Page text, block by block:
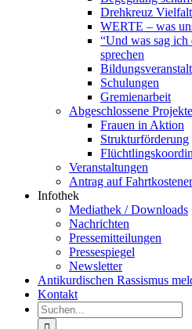
Drehkreuz
WERTE – was
“Und was sag
sprechen
Schulungen
Gremienarbeit
Abgeschlossene Projekte
Frauen in Aktion
Strukturförderung
Veranstaltungen
Antrag auf
Infothek
Mediathek / Downloads
Nachrichten
Pressemitteilungen
Pressespiegel
Newsletter
Antikurdischen Rassismus
Kontakt
Suche
nach: